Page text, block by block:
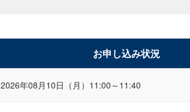
お申し込み状況
2026年08月10日（月）11:00～11:40